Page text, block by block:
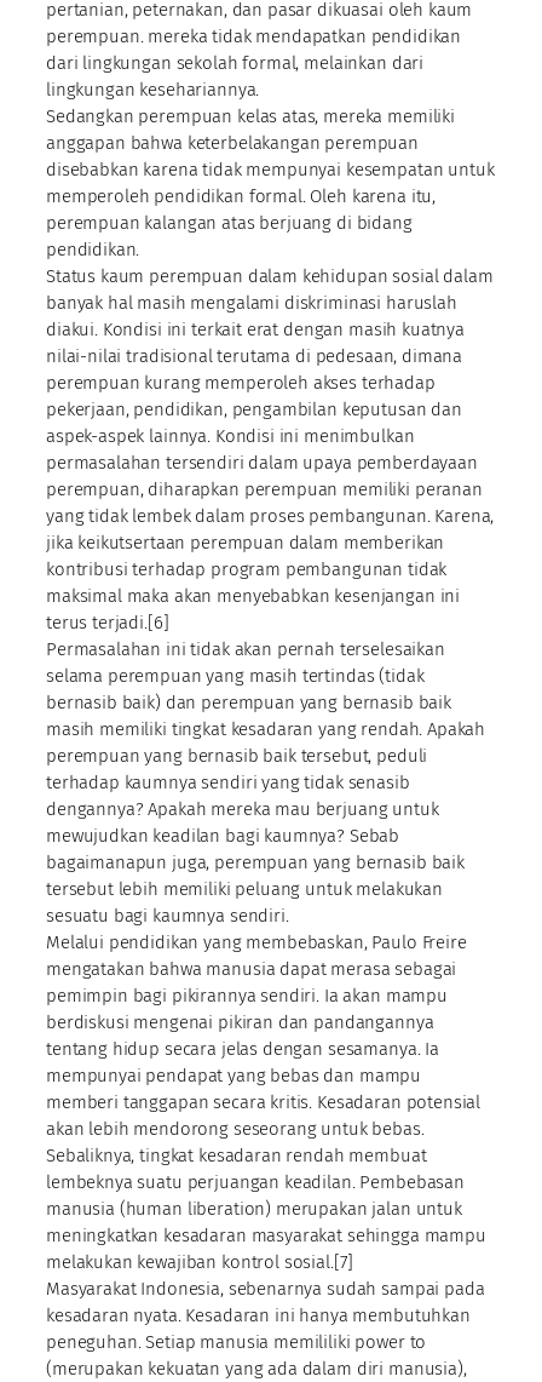
pertanian, peternakan, dan pasar dikuasai oleh kaum
perempuan. mereka tidak mendapatkan pendidikan
dari lingkungan sekolah formal, melainkan dari
lingkungan kesehariannya.
Sedangkan perempuan kelas atas, mereka memiliki
anggapan bahwa keterbelakangan perempuan
disebabkan karena tidak mempunyai kesempatan untuk
memperoleh pendidikan formal. Oleh karena itu,
perempuan kalangan atas berjuang di bidang
pendidikan.
Status kaum perempuan dalam kehidupan sosial dalam
banyak hal masih mengalami diskriminasi haruslah
diakui. Kondisi ini terkait erat dengan masih kuatnya
nilai-nilai tradisional terutama di pedesaan, dimana
perempuan kurang memperoleh akses terhadap
pekerjaan, pendidikan, pengambilan keputusan dan
aspek-aspek lainnya. Kondisi ini menimbulkan
permasalahan tersendiri dalam upaya pemberdayaan
perempuan, diharapkan perempuan memiliki peranan
yang tidak lembek dalam proses pembangunan. Karena,
jika keikutsertaan perempuan dalam memberikan
kontribusi terhadap program pembangunan tidak
maksimal maka akan menyebabkan kesenjangan ini
terus terjadi.[6]
Permasalahan ini tidak akan pernah terselesaikan
selama perempuan yang masih tertindas (tidak
bernasib baik) dan perempuan yang bernasib baik
masih memiliki tingkat kesadaran yang rendah. Apakah
perempuan yang bernasib baik tersebut, peduli
terhadap kaumnya sendiri yang tidak senasib
dengannya? Apakah mereka mau berjuang untuk
mewujudkan keadilan bagi kaumnya? Sebab
bagaimanapun juga, perempuan yang bernasib baik
tersebut lebih memiliki peluang untuk melakukan
sesuatu bagi kaumnya sendiri.
Melalui pendidikan yang membebaskan, Paulo Freire
mengatakan bahwa manusia dapat merasa sebagai
pemimpin bagi pikirannya sendiri. Ia akan mampu
berdiskusi mengenai pikiran dan pandangannya
tentang hidup secara jelas dengan sesamanya. Ia
mempunyai pendapat yang bebas dan mampu
memberi tanggapan secara kritis. Kesadaran potensial
akan lebih mendorong seseorang untuk bebas.
Sebaliknya, tingkat kesadaran rendah membuat
lembeknya suatu perjuangan keadilan. Pembebasan
manusia (human liberation) merupakan jalan untuk
meningkatkan kesadaran masyarakat sehingga mampu
melakukan kewajiban kontrol sosial.[7]
Masyarakat Indonesia, sebenarnya sudah sampai pada
kesadaran nyata. Kesadaran ini hanya membutuhkan
peneguhan. Setiap manusia memililiki power to
(merupakan kekuatan yang ada dalam diri manusia),